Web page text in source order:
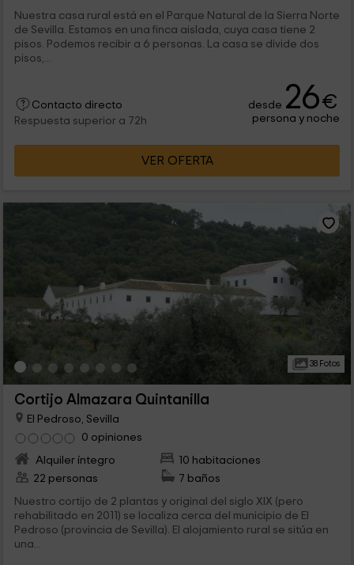
Nuestra casa rural está en el Parque Natural de la Sierra Norte
de Sevilla. Estamos en una finca aislada, cuya casa tiene 2
pisos. Podemos recibir a 6 personas. La casa se divide dos
pisos,...
Contacto directo
Respuesta superior a 72h
desde 26€
persona y noche
VER OFERTA
38 Fotos
Cortijo Almazara Quintanilla
El Pedroso, Sevilla
0 opiniones
Alquiler íntegro
10 habitaciones
22 personas
7 baños
Nuestro cortijo de 2 plantas y original del siglo XIX (pero
rehabilitado en 2011) se localiza cerca del municipio de El
Pedroso (provincia de Sevilla). El alojamiento rural se sitúa en
una...